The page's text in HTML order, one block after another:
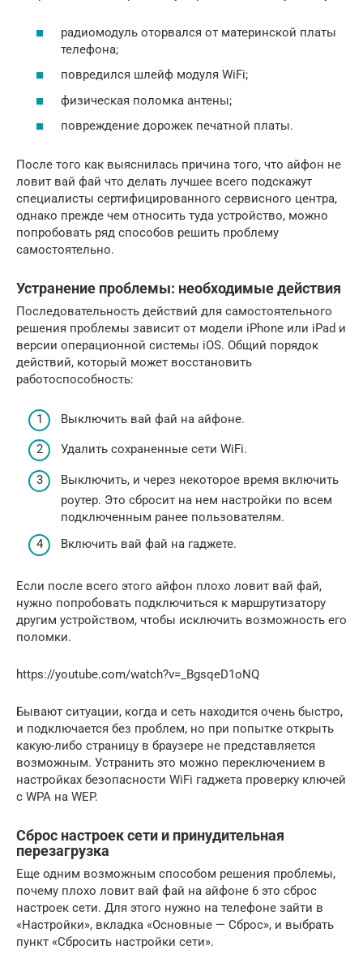
радиомодуль оторвался от материнской платы
телефона;
повредился шлейф модуля WiFi;
физическая поломка антены;
повреждение дорожек печатной платы.
После того как выяснилась причина того, что айфон не
ловит вай фай что делать лучшее всего подскажут
специалисты сертифицированного сервисного центра,
однако прежде чем относить туда устройство, можно
попробовать ряд способов решить проблему
самостоятельно.
Устранение проблемы: необходимые действия
Последовательность действий для самостоятельного
решения проблемы зависит от модели iPhone или iPad и
версии операционной системы iOS. Общий порядок
действий, который может восстановить
работоспособность:
Выключить вай фай на айфоне.
Удалить сохраненные сети WiFi.
Выключить, и через некоторое время включить
роутер. Это сбросит на нем настройки по всем
подключенным ранее пользователям.
Включить вай фай на гаджете.
Если после всего этого айфон плохо ловит вай фай,
нужно попробовать подключиться к маршрутизатору
другим устройством, чтобы исключить возможность его
поломки.
https://youtube.com/watch?v=_BgsqeD1oNQ
Бывают ситуации, когда и сеть находится очень быстро,
и подключается без проблем, но при попытке открыть
какую-либо страницу в браузере не представляется
возможным. Устранить это можно переключением в
настройках безопасности WiFi гаджета проверку ключей
с WPA на WEP.
Сброс настроек сети и принудительная
перезагрузка
Еще одним возможным способом решения проблемы,
почему плохо ловит вай фай на айфоне 6 это сброс
настроек сети. Для этого нужно на телефоне зайти в
«Настройки», вкладка «Основные — Сброс», и выбрать
пункт «Сбросить настройки сети».